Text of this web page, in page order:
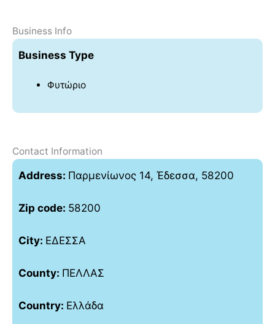
Business Info
Business Type
Φυτώριο
Contact Information
Address: Παρμενίωνος 14, Έδεσσα, 58200
Zip code: 58200
City: ΕΔΕΣΣΑ
County: ΠΕΛΛΑΣ
Country: Ελλάδα